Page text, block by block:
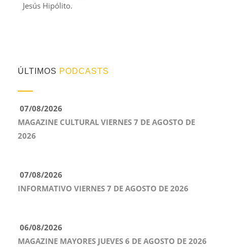
Jesús Hipólito.
ÚLTIMOS PODCASTS
07/08/2026
MAGAZINE CULTURAL VIERNES 7 DE AGOSTO DE
2026
07/08/2026
INFORMATIVO VIERNES 7 DE AGOSTO DE 2026
06/08/2026
MAGAZINE MAYORES JUEVES 6 DE AGOSTO DE 2026